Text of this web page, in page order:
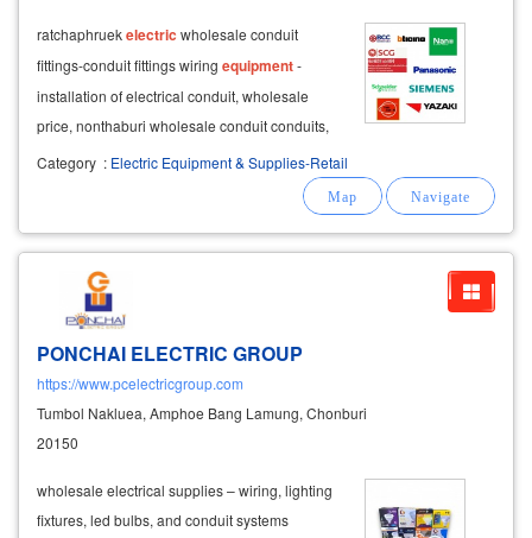
ratchaphruekelectric wholesale conduit
fittings-conduit fittings wiring equipment-
installation of electrical conduit, wholesale
price, nonthaburi wholesale conduit conduits,
emt, imc, rsc conduit fittings. extractor outlet,
cobra head, screw-nut joint rail thin connector -
Category : Electric Equipment & Supplies-Retail
PONCHAI ELECTRIC GROUP
https://www.pcelectricgroup.com
Tumbol Nakluea, Amphoe Bang Lamung, Chonburi
20150
wholesale electrical supplies – wiring, lighting
fixtures, led bulbs, and conduit systems